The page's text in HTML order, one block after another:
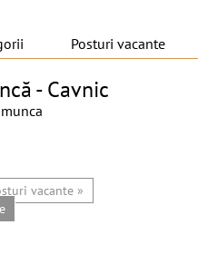
Posturi vacante
-Cavnic
vacante »